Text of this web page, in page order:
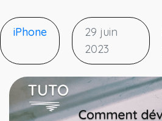
iPhone
29 juin
2023